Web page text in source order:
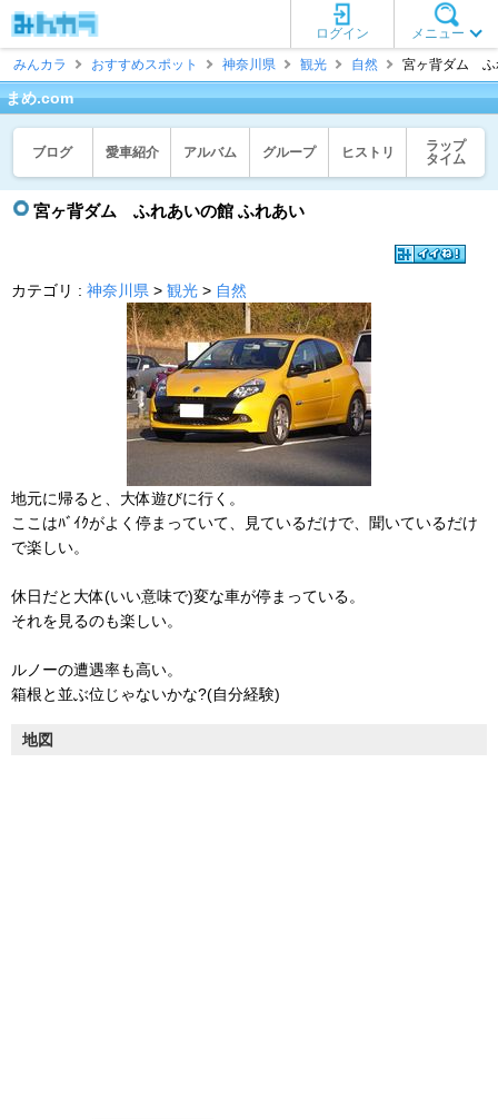
メニュー
ログイン
みんカラ
おすすめスポット 神奈川県 観光 自然 宮ヶ背ダム ふ
まめ.com
ブログ 愛車紹介 アルバム グループ ヒストリ
ラップ
タイム
宮ヶ背ダム ふれあいの館 ふれあい
カテゴリ : 神奈川県 > 観光 > 自然
地元に帰ると、大体遊びに行く。
ここはﾊﾞｲｸがよく停まっていて、見ているだけで、聞いているだけ
で楽しい。
休日だと大体(いい意味で)変な車が停まっている。
それを見るのも楽しい。
ルノーの遭遇率も高い。
箱根と並ぶ位じゃないかな?(自分経験)
地図